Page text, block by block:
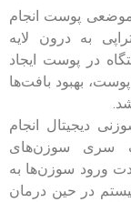
پوست انجام
به درون لایه
در پوست ایجاد
بهبود بافت‌ها
دیجیتال انجام
سری سوزن‌های
ورود سوزن‌ها به
در حین درمان